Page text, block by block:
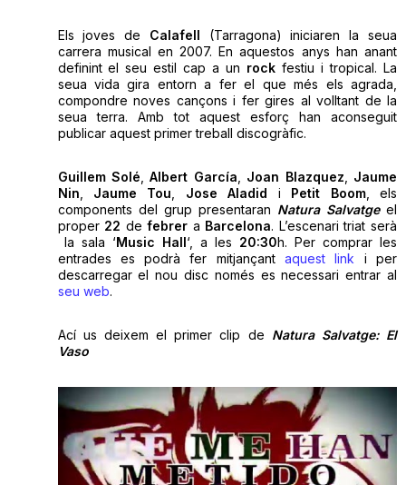
Els joves de Calafell (Tarragona) iniciaren la seua
carrera musical en 2007. En aquestos anys han anant
definint el seu estil cap a un rock festiu i tropical. La
seua vida gira entorn a fer el que més els agrada,
compondre noves cançons i fer gires al volltant de la
seua terra. Amb tot aquest esforç han aconseguit
publicar aquest primer treball discogràfic.
Guillem Solé ,Albert García Joan Blazquez
Jaume
Nin
Jaume Tou Jose Aladid i Petit Boom, els
components del grup presentaran Natura Salvatgeel
proper 22 de febrer a Barcelona. L’escenari triat serà
la sala ‘Music Hall‘, a les 20:30h. Per comprar les
entrades es podrà fer mitjançantaquest link i per
descarregar el nou disc només es necessari entrar al
seu web.
Ací us deixem el primer clip de Natura Salvatge: El
Vaso